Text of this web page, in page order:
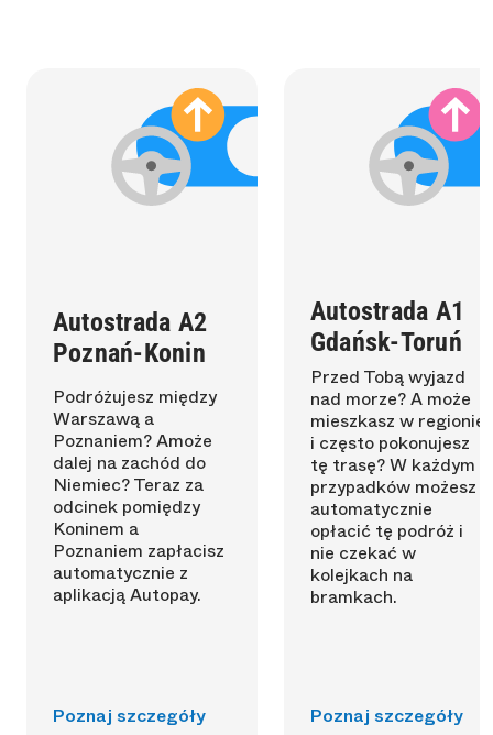
Autostrada A2
Poznań-Konin
Podróżujesz między
Warszawą a
Poznaniem? Amoże
dalej na zachód do
Niemiec? Teraz za
odcinek pomiędzy
Koninem a
Poznaniem zapłacisz
automatycznie z
aplikacją Autopay.
Poznaj szczegóły
Autostrada A1
Gdańsk-Toruń
Przed Tobą wyjazd
nad morze? A może
mieszkasz w regionie
i często pokonujesz
tę trasę? W każdym z
przypadków możesz
automatycznie
opłacić tę podróż i
nie czekać w
kolejkach na
bramkach.
Poznaj szczegóły